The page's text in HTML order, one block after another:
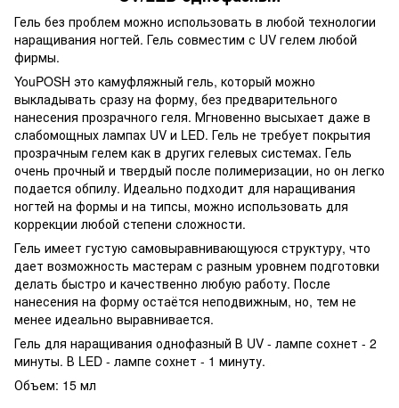
Гель без проблем можно использовать в любой технологии
наращивания ногтей. Гель совместим с UV гелем любой
фирмы.
YouPOSH это камуфляжный гель, который можно
выкладывать сразу на форму, без предварительного
нанесения прозрачного геля. Мгновенно высыхает даже в
слабомощных лампах UV и LED. Гель не требует покрытия
прозрачным гелем как в других гелевых системах. Гель
очень прочный и твердый после полимеризации, но он легко
подается обпилу. Идеально подходит для наращивания
ногтей на формы и на типсы, можно использовать для
коррекции любой степени сложности.
Гель имеет густую самовыравнивающуюся структуру, что
дает возможность мастерам с разным уровнем подготовки
делать быстро и качественно любую работу. После
нанесения на форму остаётся неподвижным, но, тем не
менее идеально выравнивается.
Гель для наращивания однофазный В UV - лампе сохнет - 2
минуты. В LED - лампе сохнет - 1 минуту.
Объем: 15 мл